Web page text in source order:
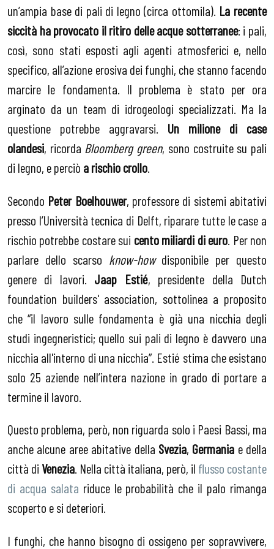
un’ampia base di pali di legno (circa ottomila). La recente
siccità ha provocato il ritiro delle acque sotterranee: i pali,
così, sono stati esposti agli agenti atmosferici e, nello
specifico, all’azione erosiva dei funghi, che stanno facendo
marcire le fondamenta. Il problema è stato per ora
arginato da un team di idrogeologi specializzati. Ma la
questione potrebbe aggravarsi. Un milione di case
olandesi, ricorda Bloomberg green, sono costruite su pali
di legno, e perciò a rischio crollo.
Secondo Peter Boelhouwer, professore di sistemi abitativi
presso l’Università tecnica di Delft, riparare tutte le case a
rischio potrebbe costare sui cento miliardi di euro . Per non
parlare dello scarso know-howdisponibile per questo
genere di lavori. Jaap Estié, presidente della Dutch
foundation builders' association, sottolinea a proposito
che “il lavoro sulle fondamenta è già una nicchia degli
studi ingegneristici; quello sui pali di legno è davvero una
nicchia all'interno di una nicchia”. Estié stima che esistano
solo 25 aziende nell’intera nazione in grado di portare a
termine il lavoro.
Questo problema, però, non riguarda solo i Paesi Bassi, ma
anche alcune aree abitative della Svezia, Germania e della
città di Venezia. Nella città italiana, però, il flusso costante
di acqua salata riduce le probabilità che il palo rimanga
scoperto e si deteriori.
I funghi, che hanno bisogno di ossigeno per sopravvivere,